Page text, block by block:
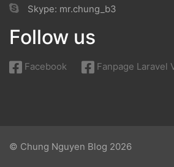
Skype: mr.chung_b3
Follow us
Facebook Fanpage Laravel
© Chung Nguyen Blog 2026